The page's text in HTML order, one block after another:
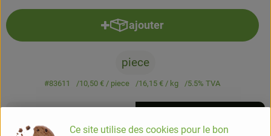
ajouter
Ajouter le produit au panier
piece
#83611 10,50 €/ piece 16,15 €/ kg 5.5% TVA
Info Origine
Ce site utilise des cookies pour le bon